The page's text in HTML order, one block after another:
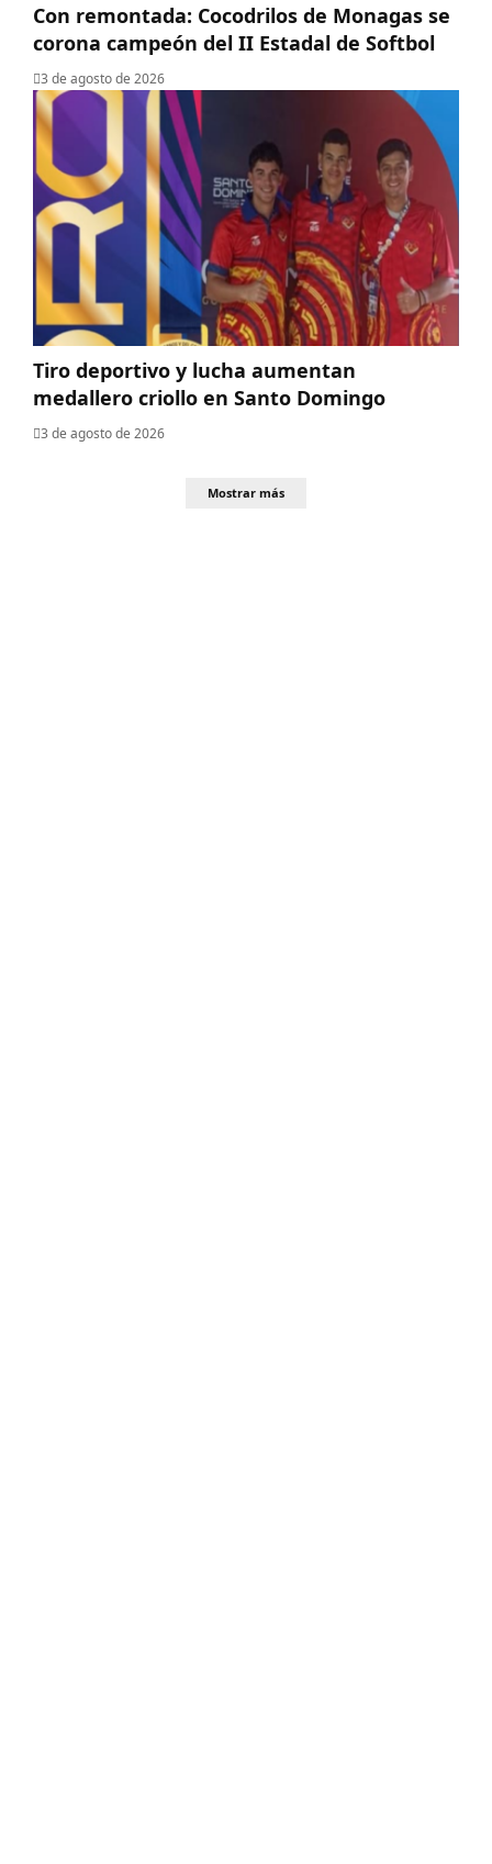
Con remontada: Cocodrilos de Monagas se
corona campeón del II Estadal de Softbol
3 de agosto de 2026
Tiro deportivo y lucha aumentan
medallero criollo en Santo Domingo
3 de agosto de 2026
Mostrar más